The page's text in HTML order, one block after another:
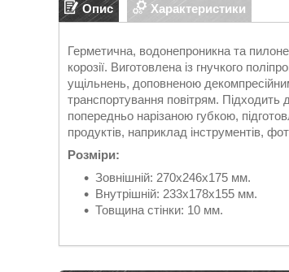
Опис Характеристики
Герметична, водонепроникна та
корозії. Виготовлена із гнучкого
ущільнень, доповненою
транспортування повітрям.
попередньо нарізаною губкою,
продуктів, наприклад інструментів,
Розміри:
Зовнішній: 270х246х175 мм.
Внутрішній: 233x178x155 мм.
Товщина стінки: 10 мм.